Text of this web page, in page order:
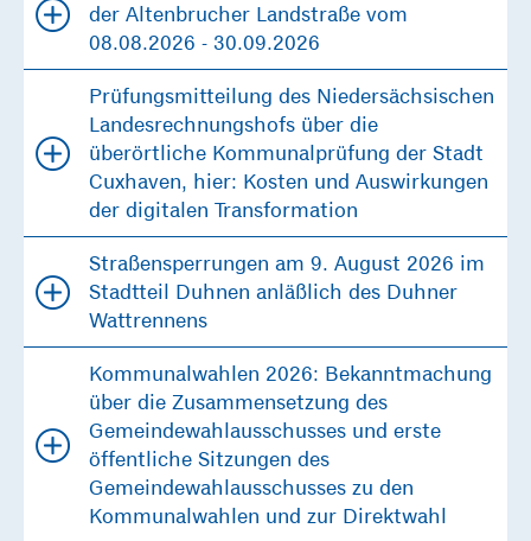
der Altenbrucher Landstraße vom
08.08.2026 - 30.09.2026
Prüfungsmitteilung des Niedersächsischen
Landesrechnungshofs über die
überörtliche Kommunalprüfung der Stadt
Cuxhaven, hier: Kosten und Auswirkungen
der digitalen Transformation
Straßensperrungen am 9. August 2026 im
Stadtteil Duhnen anläßlich des Duhner
Wattrennens
Kommunalwahlen 2026: Bekanntmachung
über die Zusammensetzung des
Gemeindewahlausschusses und erste
öffentliche Sitzungen des
Gemeindewahlausschusses zu den
Kommunalwahlen und zur Direktwahl